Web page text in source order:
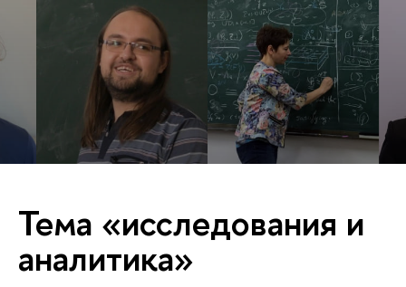
Тема «исследования и
аналитика»